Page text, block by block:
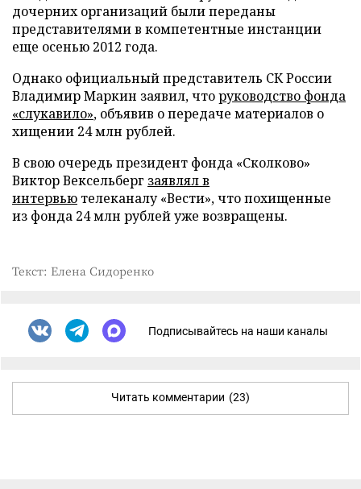
дочерних организаций были переданы
представителями в компетентные инстанции
еще осенью 2012 года.
Однако официальный представитель СК России
Владимир Маркин заявил, чторуководство фонда
«слукавило», объявив о передаче материалов о
хищении 24 млн рублей.
В свою очередь президент фонда «Сколково»
Виктор Вексельберг заявлял в
интервью телеканалу «Вести», что похищенные
из фонда 24 млн рублей уже возвращены.
Текст: Елена Сидоренко
Подписывайтесь на наши каналы
Читать комментарии (23)